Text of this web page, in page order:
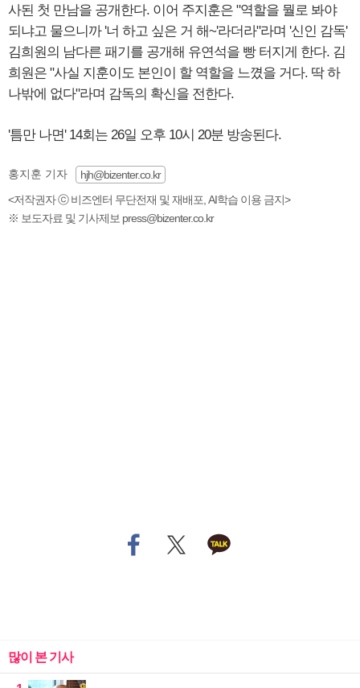
사된 첫 만남을 공개한다. 이어 주지훈은 "역할을 뭘로 봐야
되냐고 물으니까 '너 하고 싶은 거 해~'라더라"라며 '신인 감독'
김희원의 남다른 패기를 공개해 유연석을 빵 터지게 한다. 김
희원은 "사실 지훈이도 본인이 할 역할을 느꼈을 거다. 딱 하
나밖에 없다"라며 감독의 확신을 전한다.
'틈만 나면' 14회는 26일 오후 10시 20분 방송된다.
홍지훈 기자
hjh@bizenter.co.kr
<저작권자 ⓒ 비즈엔터 무단전재 및 재배포, AI학습 이용 금지>
※ 보도자료 및 기사제보 press@bizenter.co.kr
많이 본 기사